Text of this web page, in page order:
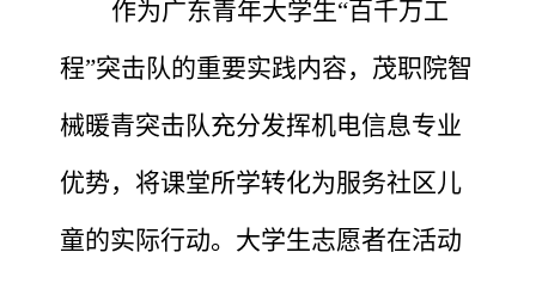
作为广东青年大学生“百千万工
程”突击队的重要实践内容，茂职院智
械暖青突击队充分发挥机电信息专业
优势，将课堂所学转化为服务社区儿
童的实际行动。大学生志愿者在活动